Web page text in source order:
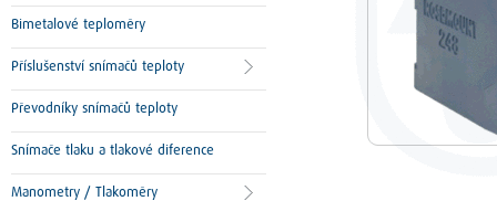
Bimetalové teploměry
Příslušenství snímačů teploty
Převodníky snímačů teploty
Snímače tlaku a tlakové diference
Manometry / Tlakoměry